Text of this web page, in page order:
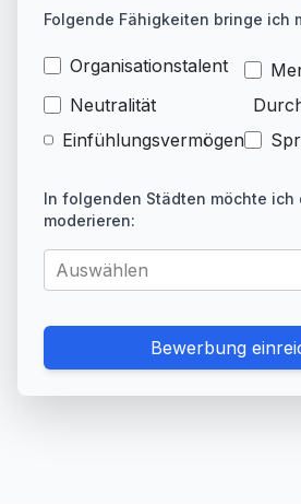
Folgende Fähigkeiten bringe ich
Organisationstalent
Neutralität
Einfühlungsvermögen
In folgenden Städten möchte ich
moderieren:
Auswählen
Bewerbung